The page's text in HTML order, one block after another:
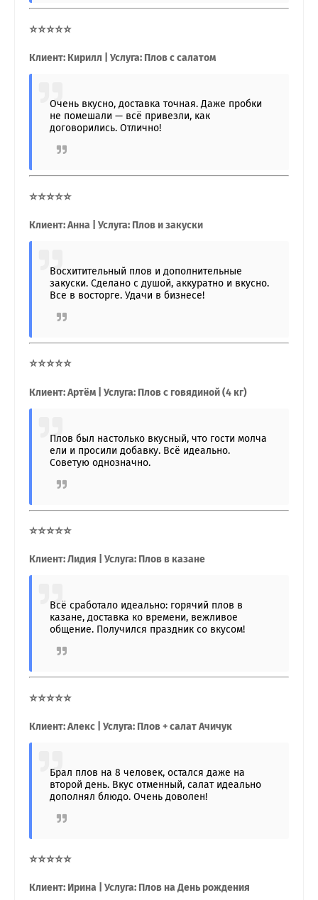
⭐⭐⭐⭐⭐
Клиент: Кирилл | Услуга: Плов с салатом
Очень вкусно, доставка точная. Даже пробки
не помешали — всё привезли, как
договорились. Отлично!
⭐⭐⭐⭐⭐
Клиент: Анна | Услуга: Плов и закуски
Восхитительный плов и дополнительные
закуски. Сделано с душой, аккуратно и вкусно.
Все в восторге. Удачи в бизнесе!
⭐⭐⭐⭐⭐
Клиент: Артём | Услуга: Плов с говядиной (4 кг)
Плов был настолько вкусный, что гости молча
ели и просили добавку. Всё идеально.
Советую однозначно.
⭐⭐⭐⭐⭐
Клиент: Лидия | Услуга: Плов в казане
Всё сработало идеально: горячий плов в
казане, доставка ко времени, вежливое
общение. Получился праздник со вкусом!
⭐⭐⭐⭐⭐
Клиент: Алекс | Услуга: Плов + салат Ачичук
Брал плов на 8 человек, остался даже на
второй день. Вкус отменный, салат идеально
дополнял блюдо. Очень доволен!
⭐⭐⭐⭐⭐
Клиент: Ирина | Услуга: Плов на День рождения